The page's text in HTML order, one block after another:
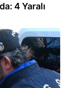
4 Yaralı